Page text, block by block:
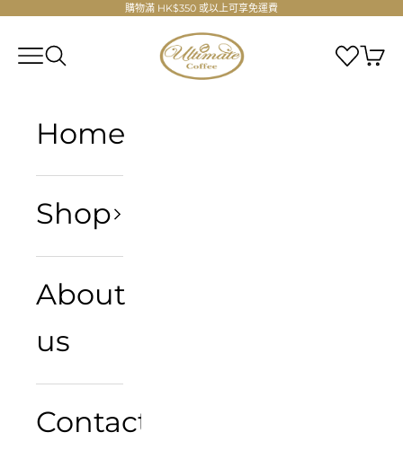
購物滿 HK$350 或以上可享免運費
Ultimate Coffee Company
選單
搜尋
Home
Shop
About
us
Contact